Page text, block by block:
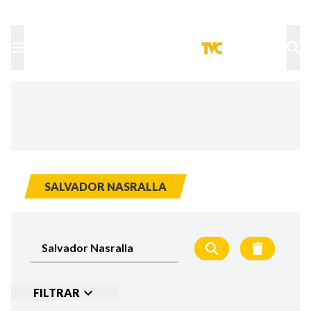
SALVADOR NASRALLA
FILTRAR